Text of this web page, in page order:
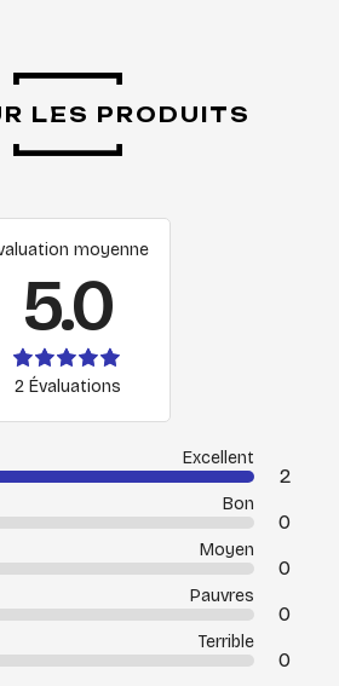
LES PRODUITS
moyenne
5.0
2 Évaluations
Excellent
2
Bon
0
Moyen
0
Pauvres
0
Terrible
0